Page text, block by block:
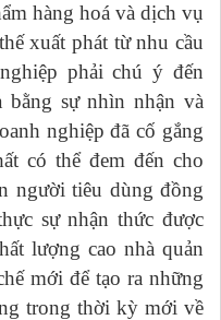
hàng hoá và dịch vụ
xuất phát từ nhu cầu
phải chú ý đến
sự nhìn nhận và
nghiệp đã cố gắng
có thể đem đến cho
người tiêu dùng đồng
sự nhận thức được
lượng cao nhà quản
mới để tạo ra những
trong thời kỳ mới về